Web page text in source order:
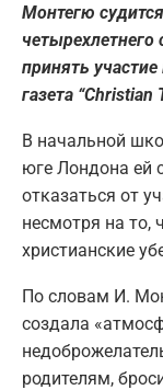
Монтегю
четырехлетнего
принять
газета “Christian
В начальной
юге Лондона ей
отказаться от
несмотря на то,
христианские
По словам И.
создала
родителям,